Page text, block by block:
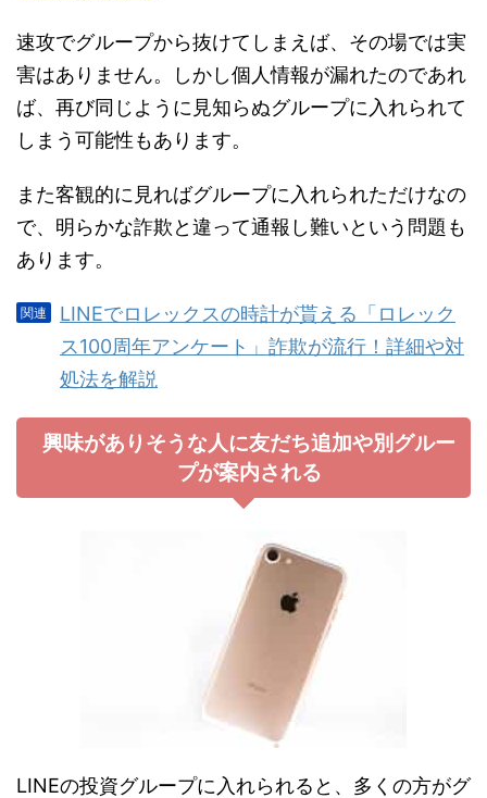
速攻でグループから抜けてしまえば、その場では実
害はありません。しかし個人情報が漏れたのであれ
ば、再び同じように見知らぬグループに入れられて
しまう可能性もあります。
また客観的に見ればグループに入れられただけなの
で、明らかな詐欺と違って通報し難いという問題も
あります。
LINEでロレックスの時計が貰える「ロレック
ス100周年アンケート」詐欺が流行！詳細や対
処法を解説
興味がありそうな人に友だち追加や別グルー
プが案内される
LINEの投資グループに入れられると、多くの方がグ